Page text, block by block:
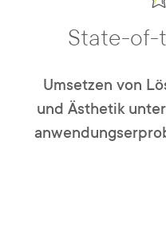
State-of-
Umsetzen von
und Ästhetik